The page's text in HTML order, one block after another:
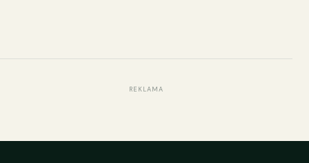
REKLAMA